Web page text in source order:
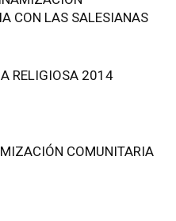
CON LAS SALESIANAS
RELIGIOSA 2014
COMUNITARIA